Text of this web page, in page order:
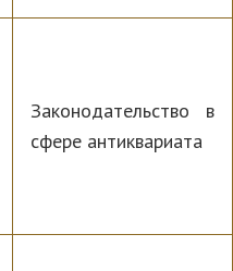
Законодательство в
сфере антиквариата